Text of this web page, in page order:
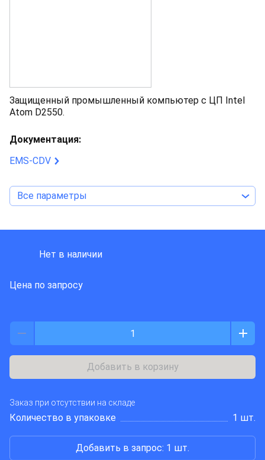
Защищенный промышленный компьютер с ЦП Intel
Atom D2550.
Документация:
EMS-CDV
Все параметры
Нет в наличии
Цена по запросу
Добавить в корзину
Заказ при отсутствии на складе
Количество в упаковке 1 шт.
Добавить в запрос: 1 шт.